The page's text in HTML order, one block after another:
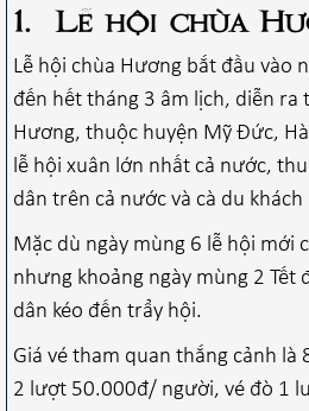
1. Lễ hội chùa
Lễ hội chùa Hương bắt đầu vào
đến hết tháng 3 âm lịch, diễn ra
Hương, thuộc huyện Mỹ Đức,
lễ hội xuân lớn nhất cả nước,
dân trên cả nước và cà du
Mặc dù ngày mùng 6 lễ hội mới
nhưng khoảng ngày mùng 2 Tết
dân kéo đến trẩy hội.
Giá vé tham quan thắng cảnh
2 lượt 50.000đ/ người, vé đò 1